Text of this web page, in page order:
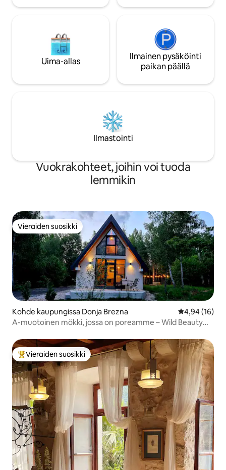
Uima-allas
Ilmainen pysäköinti
paikan päällä
Ilmastointi
Vuokrakohteet, joihin voi tuoda
lemmikin
Vieraiden suosikki
Vieraiden suosikki
Kohde kaupungissa Donja Brezna
4,94 (16)
A-muotoinen mökki, jossa on poreamme – Wild Beauty
Vieraiden suosikkien parhaimmistoa
Vieraiden suosikki